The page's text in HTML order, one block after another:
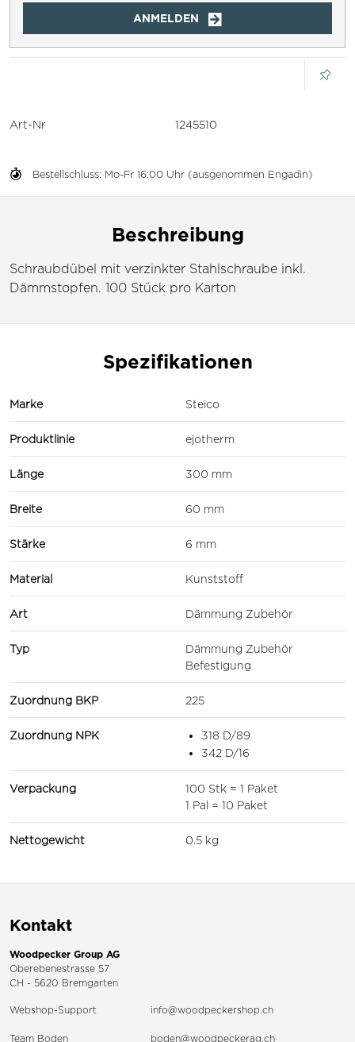
ANMELDEN
Bestellschluss: Mo-Fr 16:00 Uhr (ausgenommen Engadin)
Art-Nr 1245510
Beschreibung
Schraubdübel mit verzinkter Stahlschraube inkl.
Dämmstopfen. 100 Stück pro Karton
Spezifikationen
Marke Steico
Produktlinie ejotherm
Länge 300 mm
Breite 60 mm
Stärke 6 mm
Material Kunststoff
Art Dämmung Zubehör
Typ
Dämmung Zubehör
Befestigung
Zuordnung BKP 225
Zuordnung NPK
318 D/89
342 D/16
Verpackung
100 Stk = 1 Paket
1 Pal = 10 Paket
Nettogewicht 0.5 kg
Kontakt
Woodpecker Group AG
Oberebenestrasse 57
CH - 5620 Bremgarten
Webshop-Support info@woodpeckershop.ch
Team Boden
boden@woodpeckerag.ch